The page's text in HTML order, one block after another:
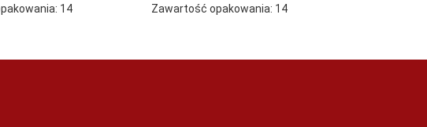
14
Zawartość opakowania: 14